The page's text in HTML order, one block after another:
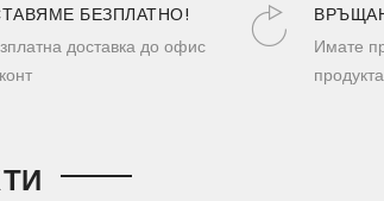
БЕЗПЛАТНО!
доставка до офис
Имате